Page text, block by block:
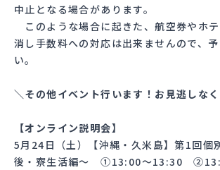
中止となる場合があります。
このような場合に起きた、航空券やホ
消し手数料への対応は出来ませんので、
い。
＼その他イベント行います！お見逃しな
【オンライン説明会】
5月24日（土）【沖縄・久米島】第1回
後・寮生活編～ ①13:00〜13:30